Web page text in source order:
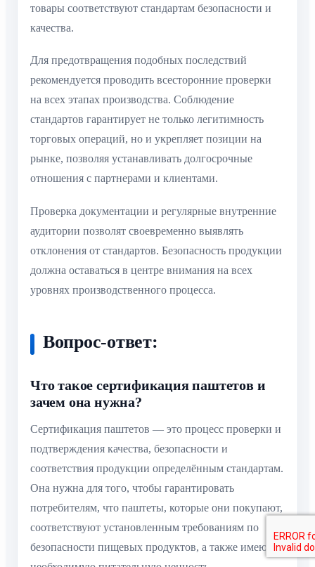
товары соответствуют стандартам безопасности и
качества.
Для предотвращения подобных последствий
рекомендуется проводить всесторонние проверки
на всех этапах производства. Соблюдение
стандартов гарантирует не только легитимность
торговых операций, но и укрепляет позиции на
рынке, позволяя устанавливать долгосрочные
отношения с партнерами и клиентами.
Проверка документации и регулярные внутренние
аудитории позволят своевременно выявлять
отклонения от стандартов. Безопасность продукции
должна оставаться в центре внимания на всех
уровнях производственного процесса.
Вопрос-ответ:
Что такое сертификация паштетов и
зачем она нужна?
Сертификация паштетов — это процесс проверки и
подтверждения качества, безопасности и
соответствия продукции определённым стандартам.
Она нужна для того, чтобы гарантировать
потребителям, что паштеты, которые они покупают,
соответствуют установленным требованиям по
безопасности пищевых продуктов, а также имеют